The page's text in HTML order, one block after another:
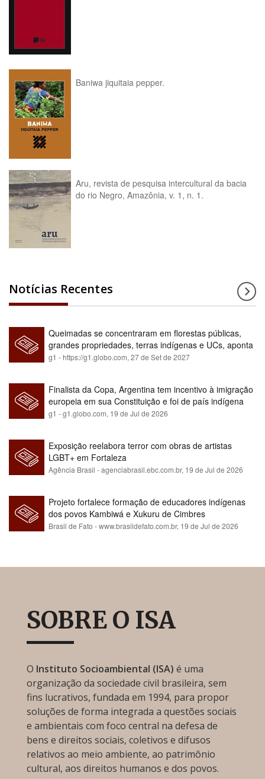
Baniwa jiquitaia pepper.
Aru, revista de pesquisa intercultural da bacia
do rio Negro, Amazônia, v. 1, n. 1.
Notícias Recentes
Queimadas se concentraram em florestas públicas,
grandes propriedades, terras indígenas e UCs, aponta
relatório
g1 - https://g1.globo.com, 27 de Set de 2027
Finalista da Copa, Argentina tem incentivo à imigração
europeia em sua Constituição e foi de país indígena
para maioria branca
g1 - g1.globo.com, 19 de Jul de 2026
Exposição reelabora terror com obras de artistas
LGBT+ em Fortaleza
Agência Brasil - agenciabrasil.ebc.com.br, 19 de Jul de 2026
Projeto fortalece formação de educadores indígenas
dos povos Kambiwá e Xukuru de Cimbres
Brasil de Fato - www.brasildefato.com.br, 19 de Jul de 2026
SOBRE O ISA
O Instituto Socioambiental (ISA) é uma
organização da sociedade civil brasileira, sem
fins lucrativos, fundada em 1994, para propor
soluções de forma integrada a questões sociais
e ambientais com foco central na defesa de
bens e direitos sociais, coletivos e difusos
relativos ao meio ambiente, ao patrimônio
cultural, aos direitos humanos e dos povos.